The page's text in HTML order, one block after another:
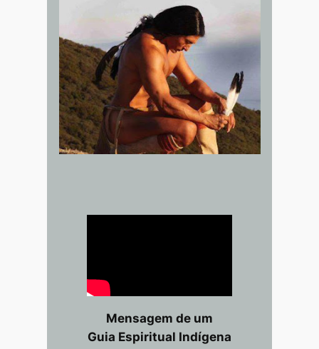
Mensagem de um
Guia Espiritual Indígena